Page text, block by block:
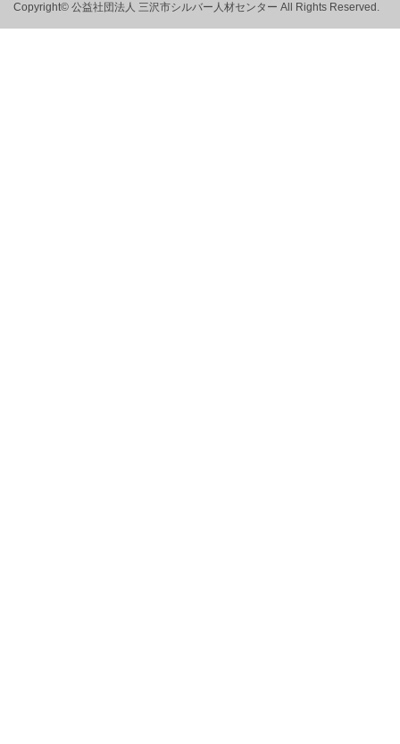
Copyright© 公益社団法人 三沢市シルバー人材センター All Rights Reserved.